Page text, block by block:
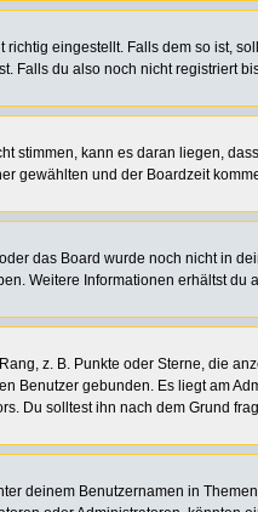
eingestellt. Falls dem so ist,
Falls du also noch nicht registriert
kann es daran liegen,
gewählten und der Boardzeit
das Board wurde noch nicht in
Weitere Informationen erhältst
z. B. Punkte oder Sterne, die
gebunden. Es liegt am
Du solltest ihn nach dem Grund
deinem Benutzernamen in